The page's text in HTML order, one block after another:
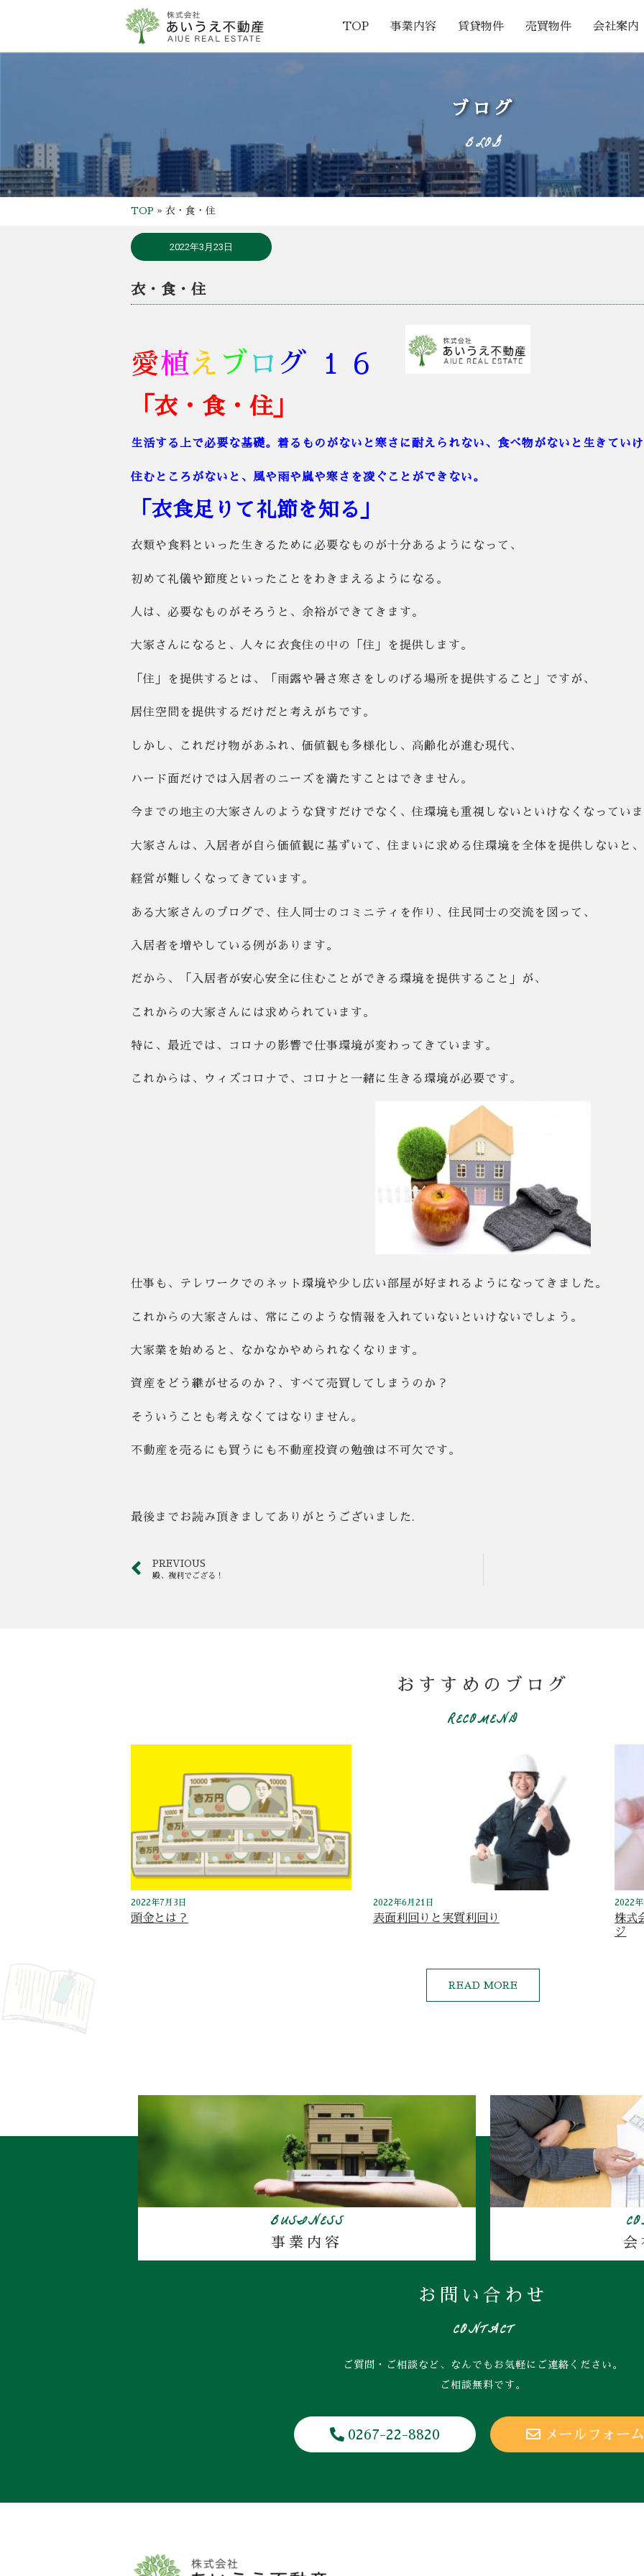
TOP 事業内容 賃貸物件 売買物件 会社案内
ブログ
BLOG
TOP » 衣・食・住
2022年3月23日
衣・食・住
愛植 え ブ ロ グ １６
「衣・食・住」
生活する上で必要な基礎。着るものがないと寒さに耐えられない、食べ物がないと生きてい
住むところがないと、風や雨や嵐や寒さを凌ぐことができない。
「衣食足りて礼節を知る」
衣類や食料といった生きるために必要なものが十分あるようになって、
初めて礼儀や節度といったことをわきまえるようになる。
人は、必要なものがそろうと、余裕ができてきます。
大家さんになると、人々に衣食住の中の「住」を提供します。
「住」を提供するとは、「雨露や暑さ寒さをしのげる場所を提供すること」ですが、
居住空間を提供するだけだと考えがちです。
しかし、これだけ物があふれ、価値観も多様化し、高齢化が進む現代、
ハード面だけでは入居者のニーズを満たすことはできません。
今までの地主の大家さんのような貸すだけでなく、住環境も重視しないといけなくなってい
大家さんは、入居者が自ら価値観に基ずいて、住まいに求める住環境を全体を提供しないと、
経営が難しくなってきています。
ある大家さんのブログで、住人同士のコミニティを作り、住民同士の交流を図って、
入居者を増やしている例があります。
だから、「入居者が安心安全に住むことができる環境を提供すること」が、
これからの大家さんには求められています。
特に、最近では、コロナの影響で仕事環境が変わってきています。
これからは、ウィズコロナで、コロナと一緒に生きる環境が必要です。
仕事も、テレワークでのネット環境や少し広い部屋が好まれるようになってきました。
これからの大家さんは、常にこのような情報を入れていないといけないでしょう。
大家業を始めると、なかなかやめられなくなります。
資産をどう継がせるのか？、すべて売買してしまうのか？
そういうことも考えなくてはなりません。
不動産を売るにも買うにも不動産投資の勉強は不可欠です。
最後までお読み頂きましてありがとうございました.
PREVIOUS
殿、複利でござる！
おすすめのブログ
RECOMEND
頭金とは？
2022年7月3日
表面利回りと実質利回り
2022年6月21日
株式
ジ
2022
READ MORE
BUSINESS
事業内容
お問い合わせ
CONTACT
ご質問・ご相談など、なんでもお気軽にご連絡ください。
ご相談無料です。
0267-22-8820 メールフォーム